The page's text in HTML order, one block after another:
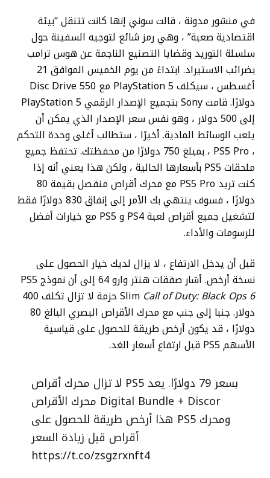
في منشور مدونة ، قالت سوني إنها كانت تتنقل “بيئة
اقتصادية صعبة” ، وهي رمز شائع لتوجيه السفينة حول
سلسلة التوريد وقضايا التصنيع الناجمة عن هوس ترامب
بضرائب الاستيراد. ابتداءً من يوم الخميس الموافق 21
أغسطس ، سيكلف PlayStation 5 مع Disc Drive 550
دولارًا. قامت Sony بتجميع الإصدار الرقمي PlayStation 5
إلى 500 دولار ، وهو نفس سعر الإصدار الذي يمكن أن
يلعب الوسائط المادية. أخيرًا ، ستطالب أغلى وحدة التحكم
، PS5 Pro ، بمبلغ 750 دولارًا من محفظتك. تحتفظ جميع
ملحقات PS5 بأسعارها الحالية ، ولكن هذا يعني أنه إذا
كنت تريد PS5 Pro مع محرك أقراص منفصل بقيمة 80
دولارًا ، فسوف ينتهي بك الأمر إلى إنفاق 830 دولارًا فقط
لتشغيل جميع أقراص لعبة PS4 و PS5 مع خيارات أفضل
للرسومات والأداء.
قبل أن يدخل الارتفاع ، لا يزال لديك خيار الحصول على
نسخة أرخص. أشار صفقات هنتر وارو 64 إلى أن نموذج PS5
Slim Call of Duty: Black Ops 6
حزمة لا تزال تكلف 400
دولار. جنبا إلى جنب مع محرك الأقراص البصري البالغ 80
دولارًا ، قد يكون أرخص طريقة للحصول على قياسية
الأسهم PS5 قبل ارتفاع أسعار الغد.
لا تزال محرك أقراص PS5 بسعر 79 دولارًا. يعد
محرك الأقراص Digital Bundle + Discor
هذا أرخص طريقة للحصول على PS5 ومحرك
أقراص قبل زيادة السعر
https://t.co/zsgzrxnft4